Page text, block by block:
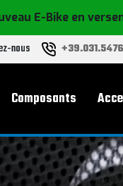
E-Bike en
nous
Composants